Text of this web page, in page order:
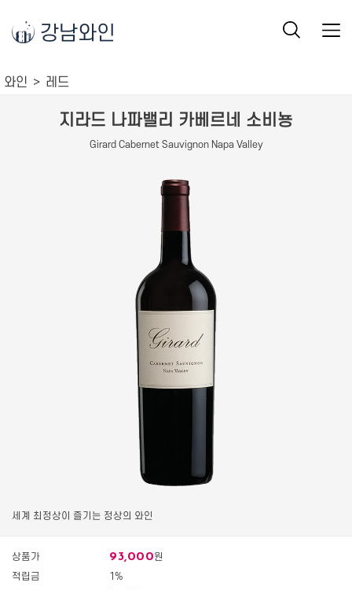
강남와인
와인 레드
지라드 나파밸리 카베르네 소비뇽
Girard Cabernet Sauvignon Napa Valley
세계 최정상이 즐기는 정상의 와인
상품가 93,000원
적립금
1%